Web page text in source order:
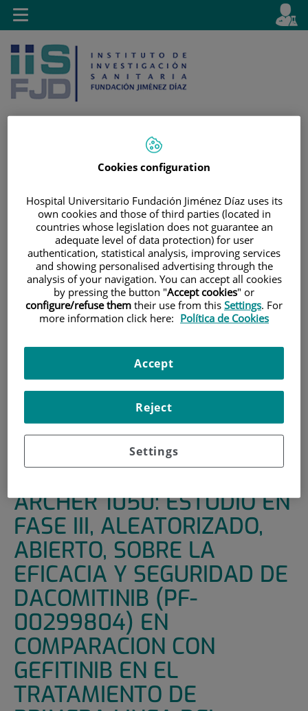
Jump to content
content
Active
en
Toggle
navigation
|ARCHER 1050: ESTUDIO EN FASE III, ALEATORIZADO,
ABIERTO, SOBRE LA EFICACIA Y SEGURIDAD DE
DACOMITINIB (PF-00299804) EN COMPARACION CON
CANCER DE PULMON NO MICROCITICO LOCALMENTE
AVANZADO O METASTASICO EN PACIENTES CON
MUTACION(ES) ACTIVADORA(S)DEL RECEPTOR DEL
FACTOR DE CRECIMIENTO EPIDERMICO (EGFR)
ARCHER 1050: ESTUDIO EN
FASE III, ALEATORIZADO,
ABIERTO, SOBRE LA
EFICACIA Y SEGURIDAD DE
DACOMITINIB (PF-
00299804) EN
COMPARACION CON
GEFITINIB EN EL
TRATAMIENTO DE
Cookies configuration
Hospital Universitario Fundación Jiménez Díaz uses its
own cookies and those of third parties (located in
countries whose legislation does not guarantee an
adequate level of data protection) for user
authentication, statistical analysis, improving services
and showing personalised advertising through the
analysis of your navigation. You can accept all cookies
by pressing the button "Accept cookies" or
configure/refuse them their use from this Settings. For
more information click here: Política de Cookies
Settings
Reject
Accept